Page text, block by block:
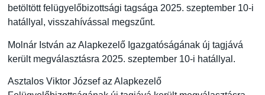
betöltött felügyelőbizottsági tagsága 2025. szeptember 10-i
hatállyal, visszahívással megszűnt.
Molnár István az Alapkezelő Igazgatóságának új tagjává
került megválasztásra 2025. szeptember 10-i hatállyal.
Asztalos Viktor József az Alapkezelő